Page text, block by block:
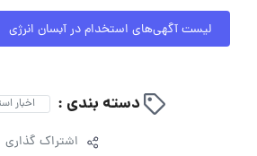
لیست آگهی‌های استخدام در آبسان انرژی
دسته بندی : اخبار
اشتراک گذاری